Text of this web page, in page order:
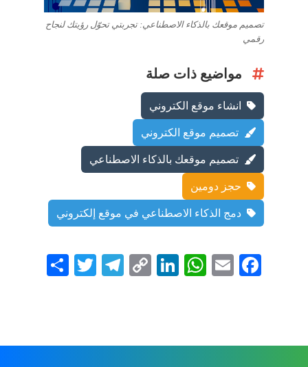
تصميم موقعك بالذكاء الاصطناعي: تجربتي تحوّل رؤيتك لنجاح
رقمي
مواضيع ذات صلة
انشاء موقع الكتروني
تصميم موقع الكتروني
تصميم موقعك بالذكاء الاصطناعي
حجز دومين
دمج الذكاء الاصطناعي في موقع إلكتروني
Face
Ema
Wha
Link
Cop
Tele
Twit